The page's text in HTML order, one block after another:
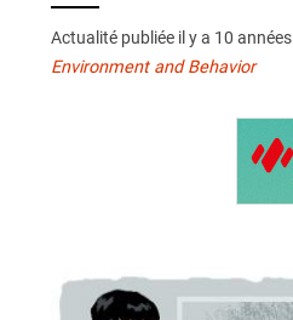
Actualité publiée il y a 10
Environment and Behavior